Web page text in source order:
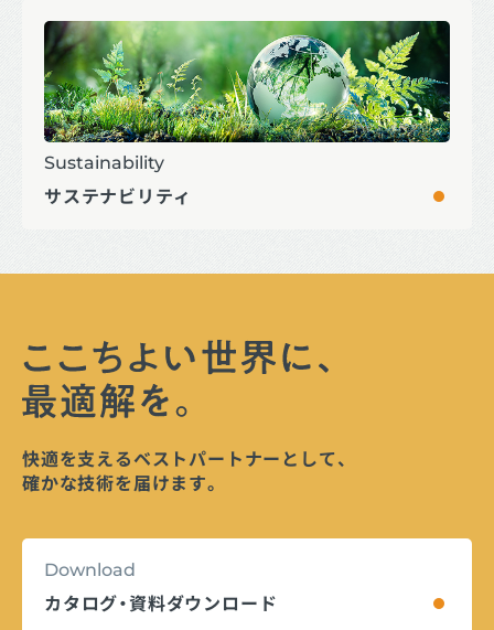
Sustainability
サステナビリティ
快適を支えるベストパートナーとして、
確かな技術を届けます。
Download
カタログ・資料ダウンロード